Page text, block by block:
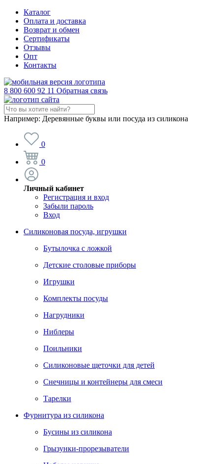
Каталог
Оплата и доставка
Возврат и обмен
Сертификаты
Отзывы
Опт
Контакты
8 800 600 92 11 Обратная связь
Например: Деревянные буквы или посуда из силикона
0
0
Личный кабинет
Регистрация и вход
Забыли пароль
Вход
Силиконовая посуда, игрушки
Бутылочка с ложкой
Детские столовые приборы
Игрушки
Комплекты посуды
Нагрудники
Ниблеры
Поильники
Силиконовые щеточки для детей
Снечницы и контейнеры для смеси
Тарелки
Фурнитура из силикона
Бусины из силикона
Грызунки-прорезыватели